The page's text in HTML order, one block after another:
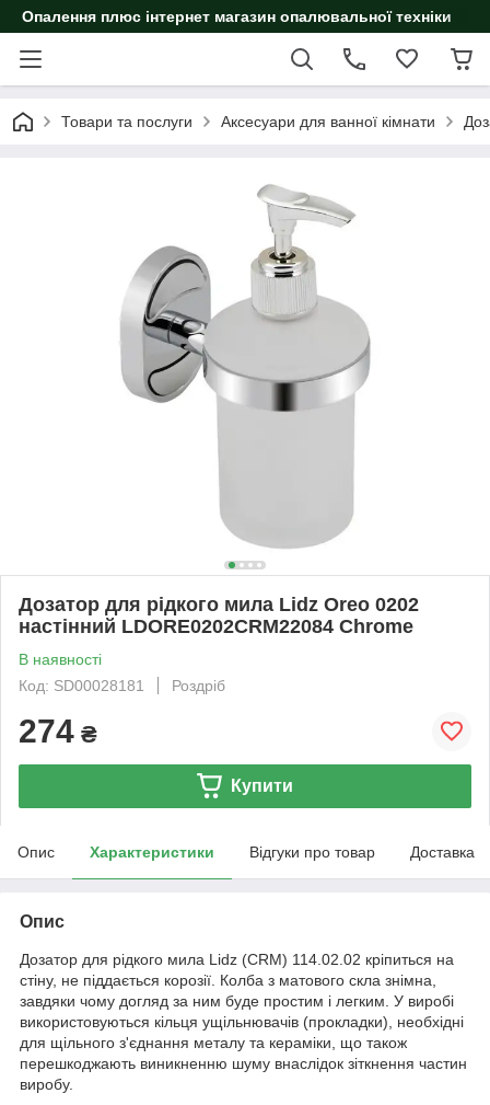
Опалення плюс інтернет магазин опалювальної техніки
Товари та послуги Аксесуари для ванної кімнати
Дозатор для рідкого мила Lidz Oreo 0202
настінний LDORE0202CRM22084 Chrome
В наявності
Код: SD00028181
Роздріб
274 ₴
Купити
Опис Характеристики Відгуки про товар Доставка
Опис
Дозатор для рідкого мила Lidz (CRM) 114.02.02 кріпиться на
стіну, не піддається корозії. Колба з матового скла знімна,
завдяки чому догляд за ним буде простим і легким. У виробі
використовуються кільця ущільнювачів (прокладки), необхідні
для щільного з'єднання металу та кераміки, що також
перешкоджають виникненню шуму внаслідок зіткнення частин
виробу.